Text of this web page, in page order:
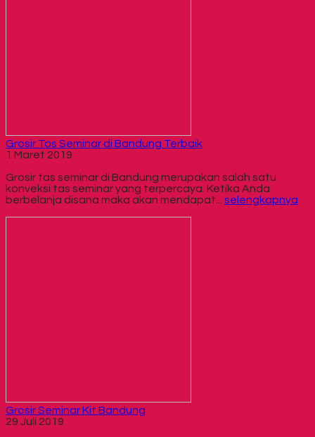
Grosir Tas Seminar di Bandung Terbaik
1 Maret 2019
Grosir tas seminar di Bandung merupakan salah satu
konveksi tas seminar yang terpercaya. Ketika Anda
berbelanja disana maka akan mendapat... selengkapnya
Grosir Seminar Kit Bandung
29 Juli 2019